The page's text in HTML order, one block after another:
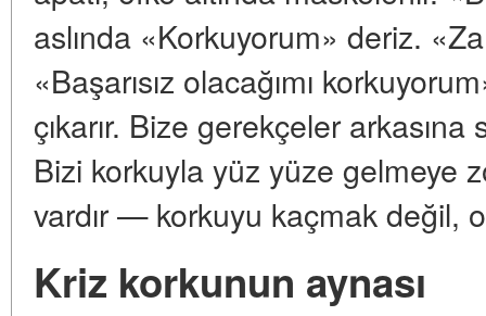
aslında «Korkuyorum» deriz.
«Başarısız olacağımı
çıkarır. Bize gerekçeler
Bizi korkuyla yüz yüze gelmeye
vardır — korkuyu kaçmak değil,
Kriz korkunun aynası